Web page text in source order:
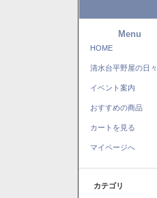
Menu
HOME
清水台平野屋の日々
イベント案内
おすすめの商品
カートを見る
マイページへ
カテゴリ